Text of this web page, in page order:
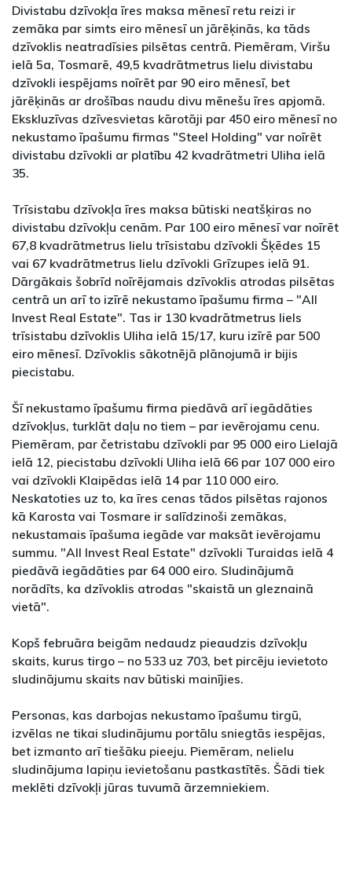
Divistabu dzīvokļa īres maksa mēnesī retu reizi ir
zemāka par simts eiro mēnesī un jārēķinās, ka tāds
dzīvoklis neatradīsies pilsētas centrā. Piemēram, Viršu
ielā 5a, Tosmarē, 49,5 kvadrātmetrus lielu divistabu
dzīvokli iespējams noīrēt par 90 eiro mēnesī, bet
jārēķinās ar drošības naudu divu mēnešu īres apjomā.
Ekskluzīvas dzīvesvietas kārotāji par 450 eiro mēnesī no
nekustamo īpašumu firmas "Steel Holding" var noīrēt
divistabu dzīvokli ar platību 42 kvadrātmetri Uliha ielā
35.
Trīsistabu dzīvokļa īres maksa būtiski neatšķiras no
divistabu dzīvokļu cenām. Par 100 eiro mēnesī var noīrēt
67,8 kvadrātmetrus lielu trīsistabu dzīvokli Šķēdes 15
vai 67 kvadrātmetrus lielu dzīvokli Grīzupes ielā 91.
Dārgākais šobrīd noīrējamais dzīvoklis atrodas pilsētas
centrā un arī to izīrē nekustamo īpašumu firma – "All
Invest Real Estate". Tas ir 130 kvadrātmetrus liels
trīsistabu dzīvoklis Uliha ielā 15/17, kuru izīrē par 500
eiro mēnesī. Dzīvoklis sākotnējā plānojumā ir bijis
piecistabu.
Šī nekustamo īpašumu firma piedāvā arī iegādāties
dzīvokļus, turklāt daļu no tiem – par ievērojamu cenu.
Piemēram, par četristabu dzīvokli par 95 000 eiro Lielajā
ielā 12, piecistabu dzīvokli Uliha ielā 66 par 107 000 eiro
vai dzīvokli Klaipēdas ielā 14 par 110 000 eiro.
Neskatoties uz to, ka īres cenas tādos pilsētas rajonos
kā Karosta vai Tosmare ir salīdzinoši zemākas,
nekustamais īpašuma iegāde var maksāt ievērojamu
summu. "All Invest Real Estate" dzīvokli Turaidas ielā 4
piedāvā iegādāties par 64 000 eiro. Sludinājumā
norādīts, ka dzīvoklis atrodas "skaistā un gleznainā
vietā".
Kopš februāra beigām nedaudz pieaudzis dzīvokļu
skaits, kurus tirgo – no 533 uz 703, bet pircēju ievietoto
sludinājumu skaits nav būtiski mainījies.
Personas, kas darbojas nekustamo īpašumu tirgū,
izvēlas ne tikai sludinājumu portālu sniegtās iespējas,
bet izmanto arī tiešāku pieeju. Piemēram, nelielu
sludinājuma lapiņu ievietošanu pastkastītēs. Šādi tiek
meklēti dzīvokļi jūras tuvumā ārzemniekiem.